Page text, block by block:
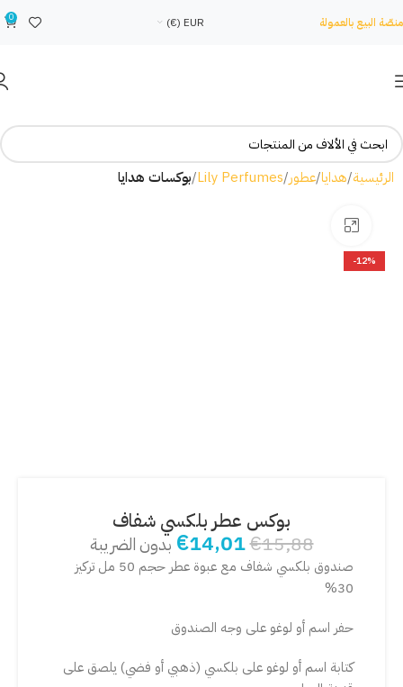
منصّة البيع بالعمولة EUR (€)
0
الرئيسية هدايا عطور Lily Perfumes بوكسات هدايا
-12%
بوكس عطر بلكسي شفاف
€15,88
€14,01 بدون الضريبة
صندوق بلكسي شفاف مع عبوة عطر حجم 50 مل تركيز
30%
حفر اسم أو لوغو على وجه الصندوق
كتابة اسم أو لوغو على بلكسي (ذهبي أو فضي) يلصق على